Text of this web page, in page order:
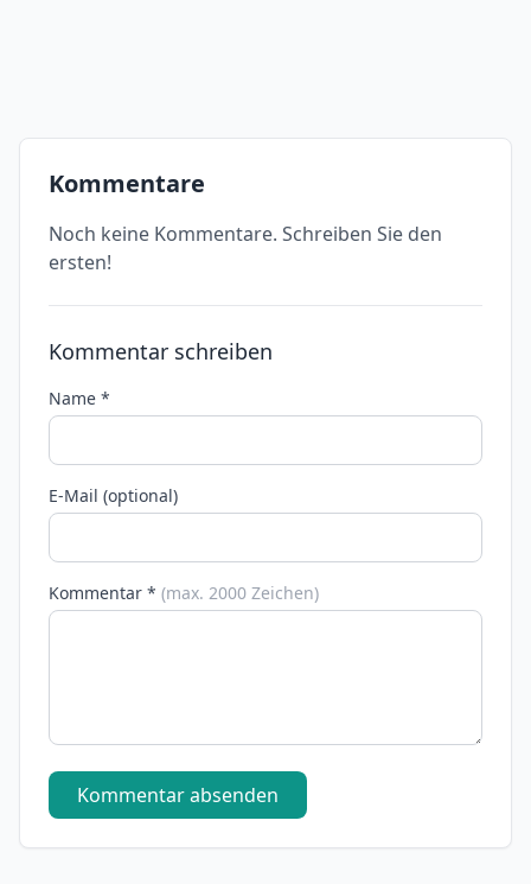
Kommentare
Noch keine Kommentare. Schreiben Sie den
ersten!
Kommentar schreiben
Name *
E-Mail (optional)
Kommentar * (max. 2000 Zeichen)
Kommentar absenden